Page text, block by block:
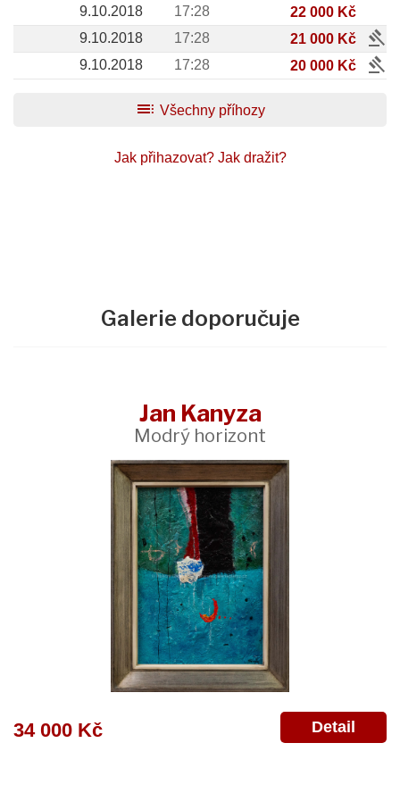
9.10.2018 17:28
22 000 Kč
9.10.2018
17:28 21 000 Kč gavel
9.10.2018 17:28 20 000 Kč
gavel
toc Všechny příhozy
Jak přihazovat? Jak dražit?
Galerie doporučuje
Jan Kanyza
Modrý horizont
34 000 Kč Detail